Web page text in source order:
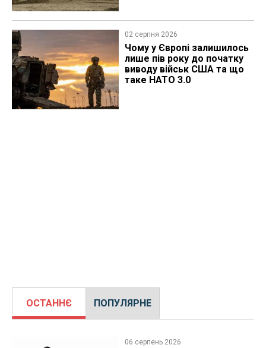
02 серпня 2026
Чому у Європі залишилось
лише пів року до початку
виводу військ США та що
таке НАТО 3.0
ОСТАННЄ ПОПУЛЯРНЕ
06 серпень 2026